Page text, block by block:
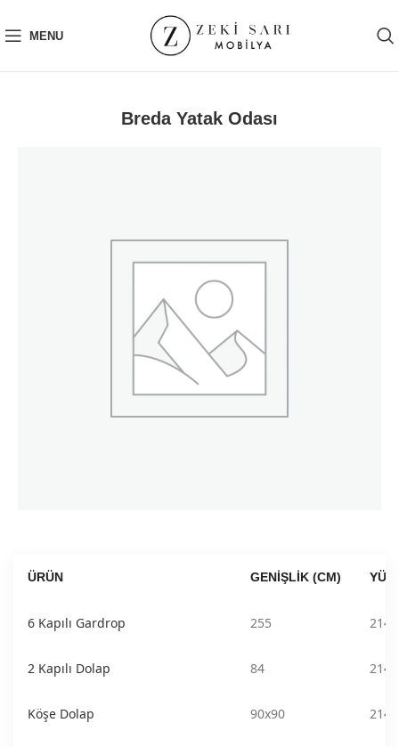
MENU
Breda Yatak Odası
ÜRÜN GENIŞLIK (CM)
6 Kapılı Gardrop 255 214
2 Kapılı Dolap 84 214
Köşe Dolap 90x90 214